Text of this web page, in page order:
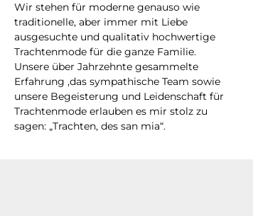
Wir stehen für moderne genauso wie
traditionelle, aber immer mit Liebe
ausgesuchte und qualitativ hochwertige
Trachtenmode für die ganze Familie.
Unsere über Jahrzehnte gesammelte
Erfahrung ,das sympathische Team sowie
unsere Begeisterung und Leidenschaft für
Trachtenmode erlauben es mir stolz zu
sagen: „Trachten, des san mia“.